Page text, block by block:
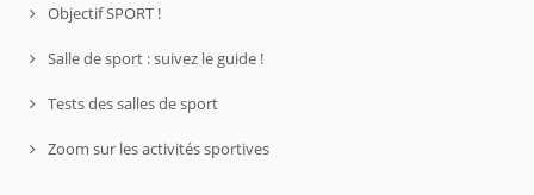
Objectif SPORT !
Salle de sport : suivez le guide !
Tests des salles de sport
Zoom sur les activités sportives